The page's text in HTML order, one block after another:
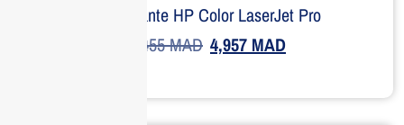
Imprimante HP Color LaserJet Pro
6,455MAD 4,957 MAD